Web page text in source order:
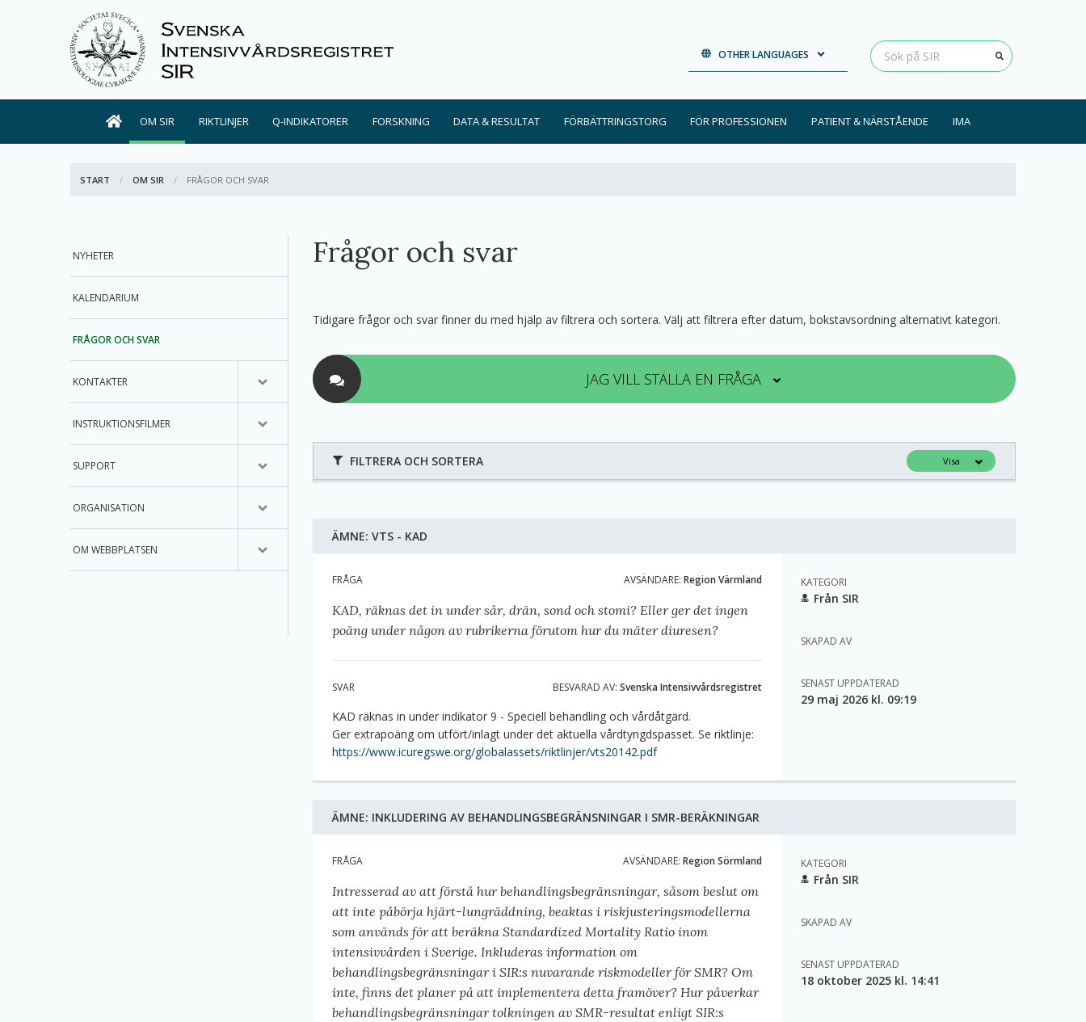
OTHER LANGUAGES
OM SIR RIKTLINJER Q-INDIKATORER FORSKNING DATA & RESULTAT FÖRBÄTTRINGSTORG FÖR PROFESSIONEN PATIENT & NÄRSTÅENDE IMA
START OM SIR AKTIV:
FRÅGOR OCH SVAR
NYHETER
KALENDARIUM
FRÅGOR OCH SVAR
KONTAKTER
INSTRUKTIONSFILMER
SUPPORT
ORGANISATION
OM WEBBPLATSEN
Frågor och svar
Tidigare frågor och svar finner du med hjälp av filtrera och sortera. Välj att filtrera efter datum, bokstavsordning alternativt kategori.
JAG VILL STÄLLA EN FRÅGA
FILTRERA OCH SORTERA Visa
ÄMNE: VTS - KAD
KATEGORI
Från SIR
SKAPAD AV
SENAST UPPDATERAD
29 maj 2026 kl. 09:19
FRÅGA AVSÄNDARE:Region Värmland
KAD, räknas det in under sår, drän, sond och stomi? Eller ger det ingen
poäng under någon av rubrikerna förutom hur du mäter diuresen?
SVAR BESVARAD AV:Svenska Intensivvårdsregistret
KAD räknas in under indikator 9 - Speciell behandling och vårdåtgärd.
Ger extrapoäng om utfört/inlagt under det aktuella vårdtyngdspasset. Se riktlinje:
https://www.icuregswe.org/globalassets/riktlinjer/vts20142.pdf
ÄMNE: INKLUDERING AV BEHANDLINGSBEGRÄNSNINGAR I SMR-BERÄKNINGAR
KATEGORI
Från SIR
SKAPAD AV
SENAST UPPDATERAD
18 oktober 2025 kl. 14:41
FRÅGA AVSÄNDARE:Region Sörmland
Intresserad av att förstå hur behandlingsbegränsningar, såsom beslut om
att inte påbörja hjärt-lungräddning, beaktas i riskjusteringsmodellerna
som används för att beräkna Standardized Mortality Ratio inom
intensivvården i Sverige. Inkluderas information om
behandlingsbegränsningar i SIR:s nuvarande riskmodeller för SMR? Om
inte, finns det planer på att implementera detta framöver? Hur påverkar
behandlingsbegränsningar tolkningen av SMR-resultat enligt SIR:s